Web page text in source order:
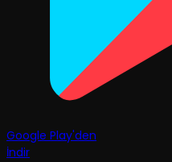
Google Play'den
İndir